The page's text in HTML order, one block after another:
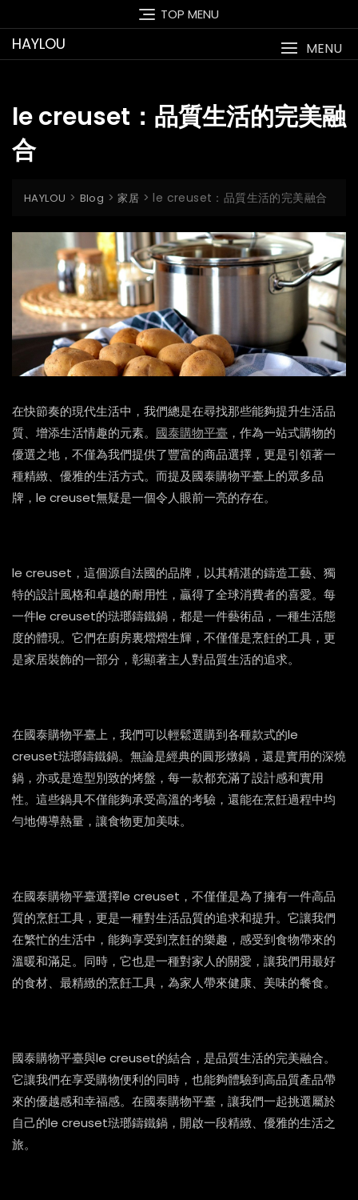
to
content
TOP MENU
HAYLOU MENU
le creuset：品質生活的完美融
合
HAYLOU > Blog >家居 >le creuset：品質生活的完美融合
在快節奏的現代生活中，我們總是在尋找那些能夠提升生活品
質、增添生活情趣的元素。 國泰購物平臺 ，作為一站式購物的
優選之地，不僅為我們提供了豐富的商品選擇，更是引領著一
種精緻、優雅的生活方式。而提及國泰購物平臺上的眾多品
牌，le creuset無疑是一個令人眼前一亮的存在。
le creuset，這個源自法國的品牌，以其精湛的鑄造工藝、獨
特的設計風格和卓越的耐用性，贏得了全球消費者的喜愛。每
一件le creuset的琺瑯鑄鐵鍋，都是一件藝術品，一種生活態
度的體現。它們在廚房裏熠熠生輝，不僅僅是烹飪的工具，更
是家居裝飾的一部分，彰顯著主人對品質生活的追求。
在國泰購物平臺上，我們可以輕鬆選購到各種款式的le
creuset琺瑯鑄鐵鍋。無論是經典的圓形燉鍋，還是實用的深燒
鍋，亦或是造型別致的烤盤，每一款都充滿了設計感和實用
性。這些鍋具不僅能夠承受高溫的考驗，還能在烹飪過程中均
勻地傳導熱量，讓食物更加美味。
在國泰購物平臺選擇le creuset，不僅僅是為了擁有一件高品
質的烹飪工具，更是一種對生活品質的追求和提升。它讓我們
在繁忙的生活中，能夠享受到烹飪的樂趣，感受到食物帶來的
溫暖和滿足。同時，它也是一種對家人的關愛，讓我們用最好
的食材、最精緻的烹飪工具，為家人帶來健康、美味的餐食。
國泰購物平臺與le creuset的結合，是品質生活的完美融合。
它讓我們在享受購物便利的同時，也能夠體驗到高品質產品帶
來的優越感和幸福感。在國泰購物平臺，讓我們一起挑選屬於
自己的le creuset琺瑯鑄鐵鍋，開啟一段精緻、優雅的生活之
旅。